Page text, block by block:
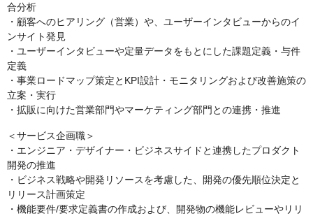
合分析
・顧客へのヒアリング（営業）や、ユーザーインタビューからのイ
ンサイト発見
・ユーザーインタビューや定量データをもとにした課題定義・与件
定義
・事業ロードマップ策定とKPI設計・モニタリングおよび改善施策の
立案・実行
・拡販に向けた営業部門やマーケティング部門との連携・推進
＜サービス企画職＞
・エンジニア・デザイナー・ビジネスサイドと連携したプロダクト
開発の推進
・ビジネス戦略や開発リソースを考慮した、開発の優先順位決定と
リリース計画策定
・機能要件/要求定義書の作成および、開発物の機能レビューやリリ